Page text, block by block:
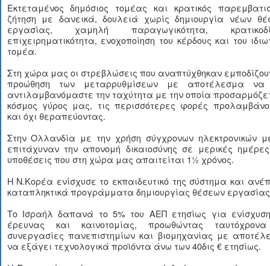
Εκτεταμένος δημόσιος τομέας και κρατικός
ζήτηση με δανεικά, δουλειά χωρίς δημιουργία νέων
εργασίας, χαμηλή παραγωγικότητα,
επιχειρηματικότητα, ενοχοποίηση του κέρδους και του
τομέα.
Στη χώρα μας οι στρεβλώσεις που αναπτύχθηκαν
προώθηση των μεταρρυθμίσεων με αποτέλεσμα
αντιλαμβανόμαστε την ταχύτητα με την οποία
κόσμος γύρος μας, τις περισσότερες φορές
και όχι θεραπεύοντας.
Στην Ολλανδία με την χρήση σύγχρονων ηλεκτρονικών
επιτάχυναν την απονομή δικαιοσύνης σε μερικές
υποθέσεις που στη χώρα μας απαιτείται 1½ χρόνος.
Η Ν.Κορέα ενίσχυσε το εκπαιδευτικό της σύστημα και
καταπληκτικά προγράμματα δημιουργίας θέσεων
Το Ισραήλ δαπανά το 5% του ΑΕΠ ετησίως για
έρευνας και καινοτομίας, προωθώντας
συνεργασίες πανεπιστημίων και βιομηχανίας με
να εξάγει τεχνολογικά προϊόντα άνω των 40δις € ετησίως.